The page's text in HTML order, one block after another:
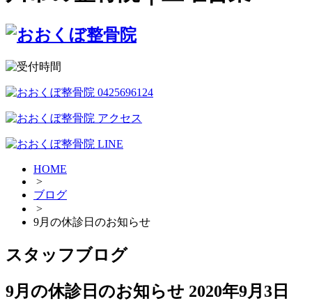
HOME
>
ブログ
>
9月の休診日のお知らせ
スタッフブログ
9月の休診日のお知らせ 2020年9月3日